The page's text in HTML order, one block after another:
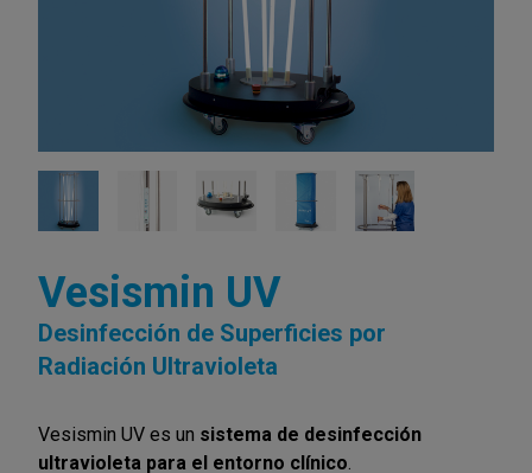
Vesismin UV
Desinfección de Superficies por
Radiación Ultravioleta
Vesismin UV es un sistema de desinfección
ultravioleta para el entorno clínico